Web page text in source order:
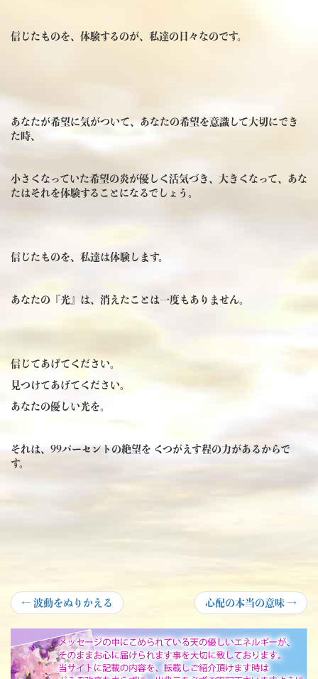
信じたものを、体験するのが、私達の日々なのです。
あなたが希望に気がついて、あなたの希望を意識して大切にでき
た時、
小さくなっていた希望の炎が優しく活気づき、大きくなって、あな
たはそれを体験することになるでしょう。
信じたものを、私達は体験します。
あなたの『光』は、消えたことは一度もありません。
信じてあげてください。
見つけてあげてください。
あなたの優しい光を。
それは、99パーセントの絶望を くつがえす程の力があるからで
す。
投
稿
ナ
ビ
← Previous
post:
波動をぬりかえる
Next
post:
心配の本当の意味 →